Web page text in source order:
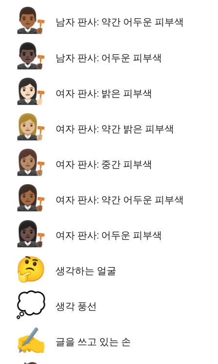
👨🏾‍⚖️ 남자 판사: 약간 어두운 피부색
👨🏿‍⚖️ 남자 판사: 어두운 피부색
👩🏻‍⚖️ 여자 판사: 밝은 피부색
👩🏼‍⚖️ 여자 판사: 약간 밝은 피부색
👩🏽‍⚖️ 여자 판사: 중간 피부색
👩🏾‍⚖️ 여자 판사: 약간 어두운 피부색
👩🏿‍⚖️ 여자 판사: 어두운 피부색
🤔 생각하는 얼굴
💭 생각 풍선
✍️ 글을 쓰고 있는 손